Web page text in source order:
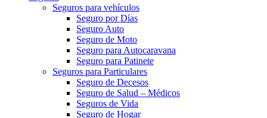
Seguros para vehículos
Seguro por Días
Seguro Auto
Seguro de Moto
Seguro para Autocaravana
Seguro para Patinete
Seguros para Particulares
Seguro de Decesos
Seguro de Salud – Médicos
Seguros de Vida
Seguro de Hogar